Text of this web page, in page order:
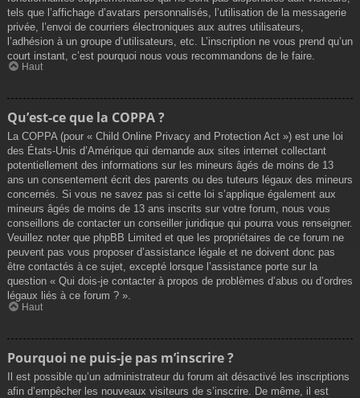
tels que l’affichage d’avatars personnalisés, l’utilisation de la messagerie
privée, l’envoi de courriers électroniques aux autres utilisateurs,
l’adhésion à un groupe d’utilisateurs, etc. L’inscription ne vous prend qu’un
court instant, c’est pourquoi nous vous recommandons de le faire.
Haut
Qu’est-ce que la COPPA ?
La COPPA (pour « Child Online Privacy and Protection Act ») est une loi
des États-Unis d’Amérique qui demande aux sites internet collectant
potentiellement des informations sur les mineurs âgés de moins de 13
ans un consentement écrit des parents ou des tuteurs légaux des mineurs
concernés. Si vous ne savez pas si cette loi s’applique également aux
mineurs âgés de moins de 13 ans inscrits sur votre forum, nous vous
conseillons de contacter un conseiller juridique qui pourra vous renseigner.
Veuillez noter que phpBB Limited et que les propriétaires de ce forum ne
peuvent pas vous proposer d’assistance légale et ne doivent donc pas
être contactés à ce sujet, excepté lorsque l’assistance porte sur la
question « Qui dois-je contacter à propos de problèmes d’abus ou d’ordres
légaux liés à ce forum ? ».
Haut
Pourquoi ne puis-je pas m’inscrire ?
Il est possible qu’un administrateur du forum ait désactivé les inscriptions
afin d’empêcher les nouveaux visiteurs de s’inscrire. De même, il est